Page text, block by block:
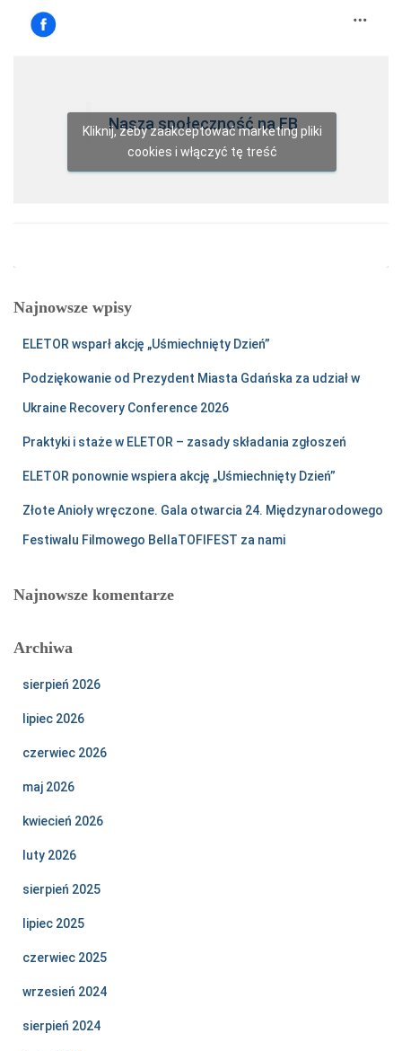
Nasza społeczność na FB
Kliknij, żeby zaakceptować marketing pliki
cookies i włączyć tę treść
Najnowsze wpisy
ELETOR wsparł akcję „Uśmiechnięty Dzień”
Podziękowanie od Prezydent Miasta Gdańska za udział w
Ukraine Recovery Conference 2026
Praktyki i staże w ELETOR – zasady składania zgłoszeń
ELETOR ponownie wspiera akcję „Uśmiechnięty Dzień”
Złote Anioły wręczone. Gala otwarcia 24. Międzynarodowego
Festiwalu Filmowego BellaTOFIFEST za nami
Najnowsze komentarze
Archiwa
sierpień 2026
lipiec 2026
czerwiec 2026
maj 2026
kwiecień 2026
luty 2026
sierpień 2025
lipiec 2025
czerwiec 2025
wrzesień 2024
sierpień 2024